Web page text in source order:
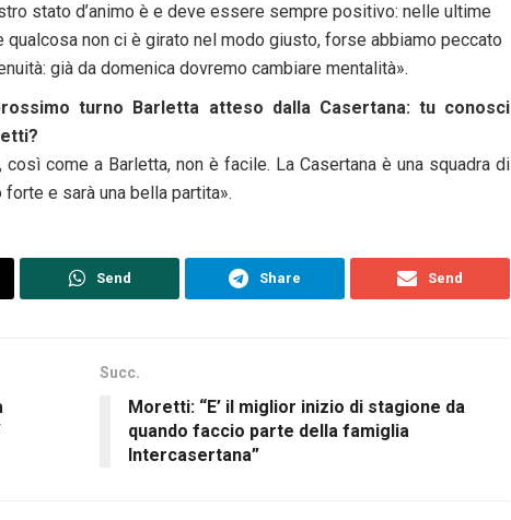
stato d’animo è e deve essere sempre positivo: nelle ultime
qualcosa non ci è girato nel modo giusto, forse abbiamo peccato
già da domenica dovremo cambiare mentalità».
turno Barletta atteso dalla Casertana: tu conosci
come a Barletta, non è facile. La Casertana è una squadra di
e sarà una bella partita».
Send Share Send
Succ.
Moretti: “E’ il miglior inizio di stagione da
quando faccio parte della famiglia
Intercasertana”